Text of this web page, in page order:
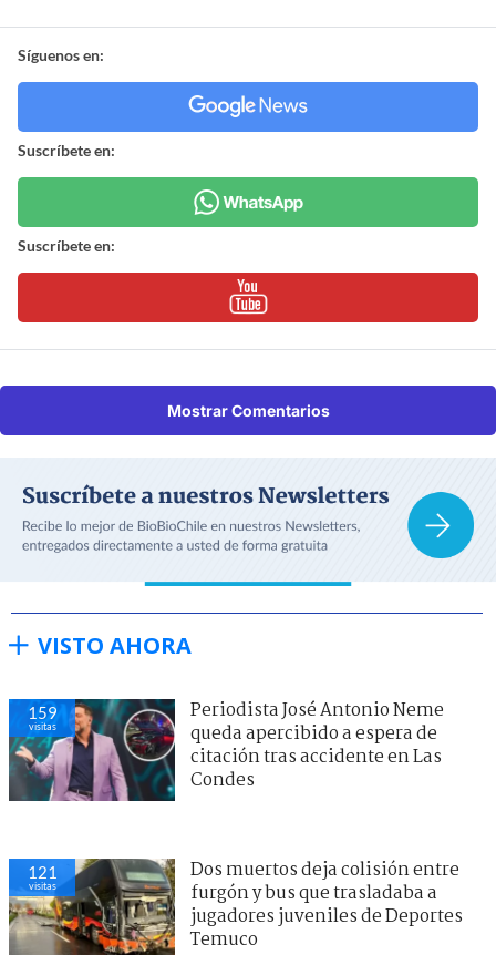
Síguenos en:
Suscríbete en:
Suscríbete en:
Mostrar Comentarios
VISTO AHORA
159
visitas
Periodista José Antonio Neme
queda apercibido a espera de
citación tras accidente en Las
Condes
121
visitas
Dos muertos deja colisión entre
furgón y bus que trasladaba a
jugadores juveniles de Deportes
Temuco